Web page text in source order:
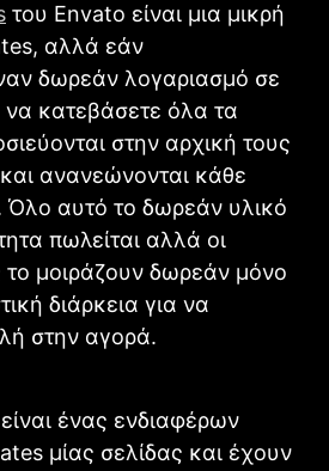
του Envato είναι μια μικρή
αλλά εάν
δωρεάν λογαριασμό σε
να κατεβάσετε όλα τα
στην αρχική τους
ανανεώνονται κάθε
Όλο αυτό το δωρεάν υλικό
πωλείται αλλά οι
το μοιράζουν δωρεάν μόνο
διάρκεια για να
στην αγορά.
είναι ένας ενδιαφέρων
μίας σελίδας και έχουν